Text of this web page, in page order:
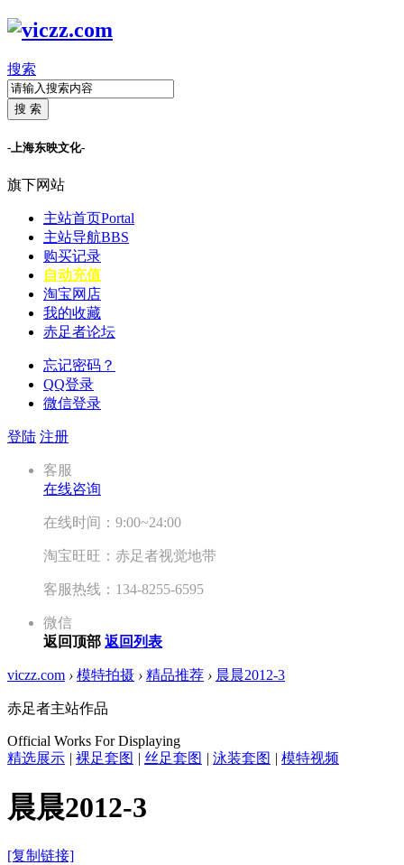
搜索
搜 索
-上海东映文化-
旗下网站
主站首页Portal
主站导航BBS
购买记录
自动充值
淘宝网店
我的收藏
赤足者论坛
忘记密码？
QQ登录
微信登录
登陆 注册
客服
在线咨询
在线时间：9:00~24:00
淘宝旺旺：赤足者视觉地带
客服热线：134-8255-6595
微信
返回顶部 返回列表
viczz.com › 模特拍摄 › 精品推荐 › 晨晨2012-3
赤足者主站作品
Official Works For Displaying
精选展示 | 裸足套图 | 丝足套图 | 泳装套图 | 模特视频
晨晨2012-3
[复制链接]